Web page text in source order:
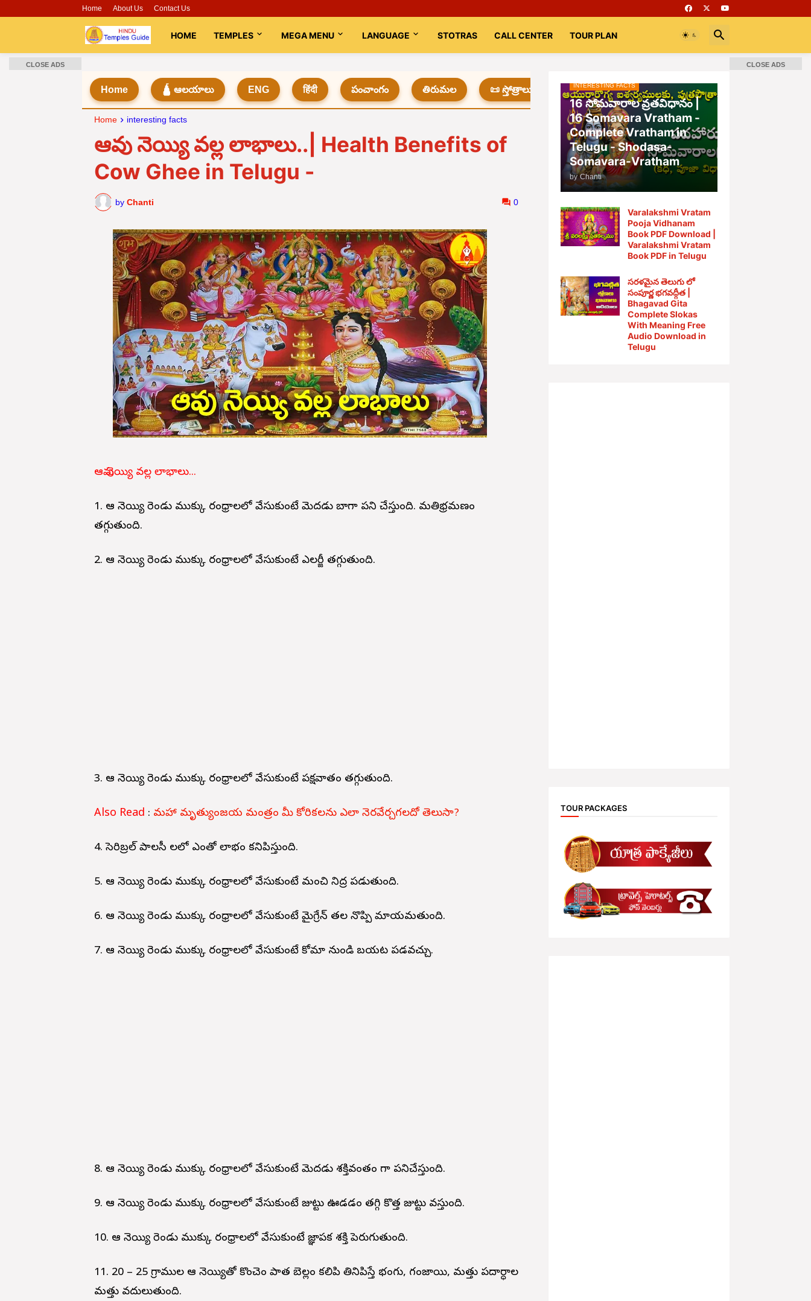
Home About Us Contact Us
HOME TEMPLES MEGA MENU LANGUAGE STOTRAS CALL CENTER TOUR PLAN
Home 🛕 ఆలయాలు ENG हिंदी పంచాంగం తిరుమల 📜 స్తోత్రాలు 📚 Books Rooms భగవద్గీత
Home interesting facts
ఆవు నెయ్యి వల్ల లాభాలు..| Health Benefits of
Cow Ghee in Telugu -
by Chanti 0
ఆవు నెయ్యి వల్ల లాభాలు...
1. ఆవు నెయ్యి రెండు ముక్కు రంధ్రాలలో వేసుకుంటే మెదడు బాగా పని చేస్తుంది. మతిభ్రమణం
తగ్గుతుంది.
2. ఆవు నెయ్యి రెండు ముక్కు రంధ్రాలలో వేసుకుంటే ఎలర్జీ తగ్గుతుంది.
3. ఆవు నెయ్యి రెండు ముక్కు రంధ్రాలలో వేసుకుంటే పక్షవాతం తగ్గుతుంది.
Also Read : మహా మృత్యుంజయ మంత్రం మీ కోరికలను ఎలా నెరవేర్చగలదో తెలుసా?
4. సెరిబ్రల్ పాలసీ లలో ఎంతో లాభం కనిపిస్తుంది.
5. ఆవు నెయ్యి రెండు ముక్కు రంధ్రాలలో వేసుకుంటే మంచి నిద్ర పడుతుంది.
6. ఆవు నెయ్యి రెండు ముక్కు రంధ్రాలలో వేసుకుంటే మైగ్రేన్ తల నొప్పి మాయమవుతుంది.
7. ఆవు నెయ్యి రెండు ముక్కు రంధ్రాలలో వేసుకుంటే కోమా నుండి బయట పడవచ్చు.
8. ఆవు నెయ్యి రెండు ముక్కు రంధ్రాలలో వేసుకుంటే మెదడు శక్తివంతం గా పనిచేస్తుంది.
9. ఆవు నెయ్యి రెండు ముక్కు రంధ్రాలలో వేసుకుంటే జుట్టు ఊడడం తగ్గి కొత్త జుట్టు వస్తుంది.
10. ఆవు నెయ్యి రెండు ముక్కు రంధ్రాలలో వేసుకుంటే జ్ఞాపక శక్తి పెరుగుతుంది.
11. 20 – 25 గ్రాముల ఆవు నెయ్యితో కొంచెం పాత బెల్లం కలిపి తినిపిస్తే భంగు, గంజాయి, మత్తు పదార్ధాల
మత్తు వదులుతుంది.
INTERESTING FACTS
16 సోమవారాల వ్రతవిధానం |
16 Somavara Vratham -
Complete Vratham in
Telugu - Shodasa-
Somavara-Vratham
by Chanti
Varalakshmi Vratam
Pooja Vidhanam
Book PDF Download |
Varalakshmi Vratam
Book PDF in Telugu
సరళమైన తెలుగు లో
సంపూర్ణ భగవద్గీత |
Bhagavad Gita
Complete Slokas
With Meaning Free
Audio Download in
Telugu
TOUR PACKAGES
CLOSE ADS CLOSE ADS